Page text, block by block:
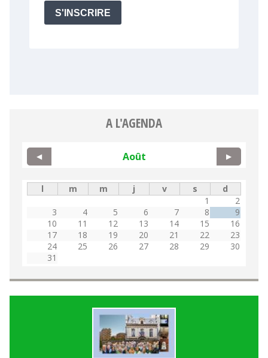
A L'AGENDA
Août
◀ ▶
l m m j v s
d
1
2
3
4 5 6 7 8
9
10
11 12 13 14 15
16
17
18 19 20 21 22
23
24
25 26 27 28 29
30
31